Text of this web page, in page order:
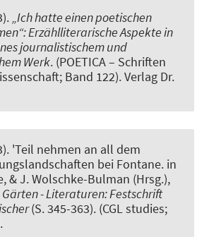
„Ich hatte einen poetischen
Erzählliterarische Aspekte in
journalistischem und
Werk. (POETICA – Schriften
Band 122). Verlag Dr.
'Teil nehmen an all dem
bei Fontane. in
& J. Wolschke-Bulman (Hrsg.),
- Literaturen: Festschrift
(S. 345-363). (CGL studies;